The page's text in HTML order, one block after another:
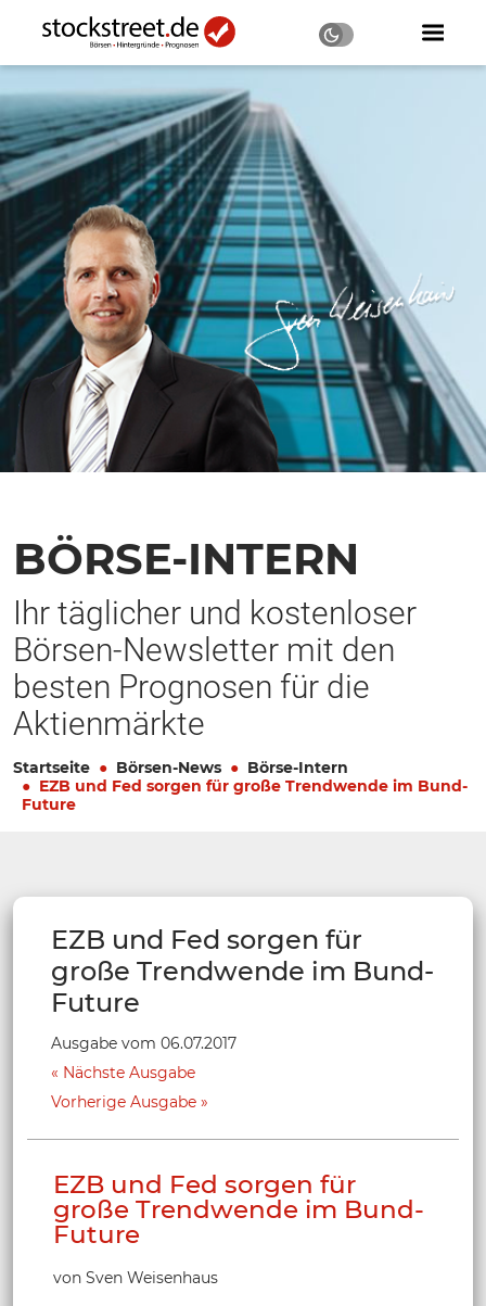
BÖRSE-INTERN
Ihr täglicher und kostenloser
Börsen-Newsletter mit den
besten Prognosen für die
Aktienmärkte
Startseite Börsen-News
Börse-Intern
EZB und Fed sorgen für große Trendwende im Bund-
Future
EZB und Fed sorgen für
große Trendwende im Bund-
Future
Ausgabe vom 06.07.2017
Nächste Ausgabe
Vorherige Ausgabe
EZB und Fed sorgen für
große Trendwende im Bund-
Future
von Sven Weisenhaus